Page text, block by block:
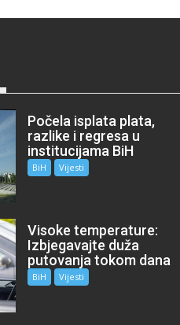
Počela isplata plata,
razlike i regresa u
institucijama BiH
BiH Vijesti
Visoke temperature:
Izbjegavajte duža
putovanja tokom dana
BiH Vijesti